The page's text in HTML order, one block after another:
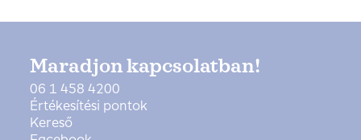
Maradjon kapcsolatban!
06 1 458 4200
Értékesítési pontok
Kereső